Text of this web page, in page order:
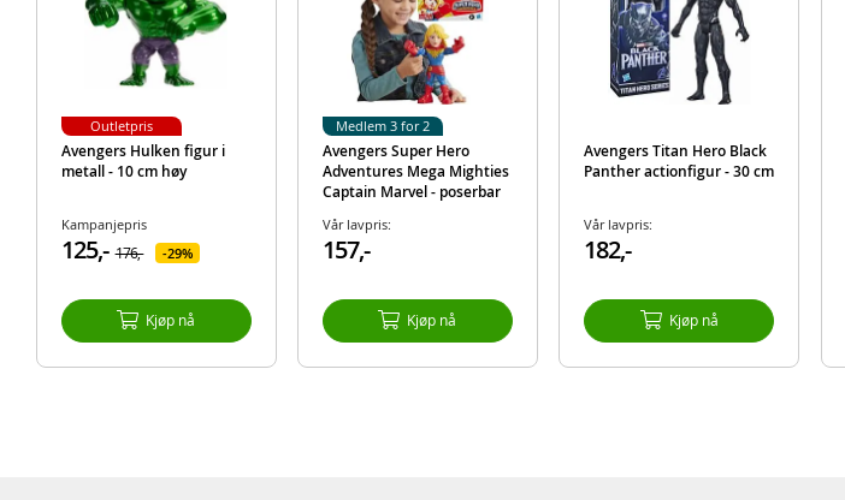
Avengers Hulken figur i
metall - 10 cm høy
Kampanjepris
125,- 176,- 29%
Kjøp nå
Outletpris
Avengers Super Hero
Adventures Mega Mighties
Captain Marvel - poserbar
Vår lavpris:
157,-
Kjøp nå
Medlem 3 for 2
Avengers Titan Hero Black
Panther actionfigur - 30 cm
Vår lavpris:
182,-
Kjøp nå